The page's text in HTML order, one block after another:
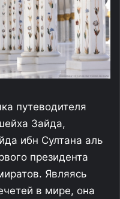
путеводителя
Зайда,
ибн Султана аль
президента
Являясь
в мире, она